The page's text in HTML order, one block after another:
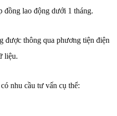
đồng lao động dưới 1 tháng.
được thông qua phương tiện điện
liệu.
nhu cầu tư vấn cụ thể: